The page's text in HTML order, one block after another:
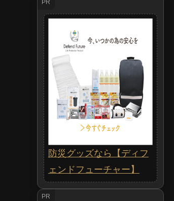
PR
防災グッズなら【ディフ
ェンドフューチャー】
PR